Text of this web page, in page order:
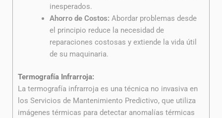
inesperados.
Ahorro de Costos: Abordar problemas desde
el principio reduce la necesidad de
reparaciones costosas y extiende la vida útil
de su maquinaria.
Termografía Infrarroja:
La termografía infrarroja es una técnica no invasiva en
los Servicios de Mantenimiento Predictivo, que utiliza
imágenes térmicas para detectar anomalías térmicas